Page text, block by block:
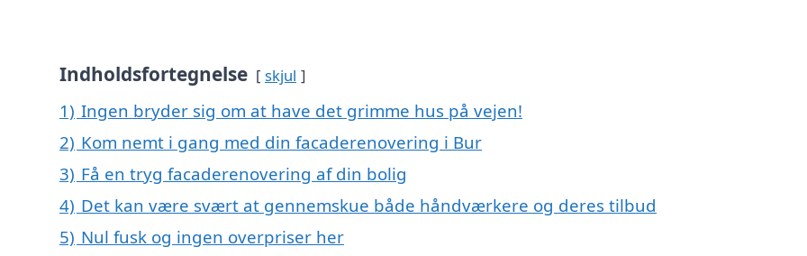
Indholdsfortegnelse skjul
1) Ingen bryder sig om at have det grimme hus på vejen!
2) Kom nemt i gang med din facaderenovering i Bur
3) Få en tryg facaderenovering af din bolig
4) Det kan være svært at gennemskue både håndværkere og deres tilbud
5) Nul fusk og ingen overpriser her